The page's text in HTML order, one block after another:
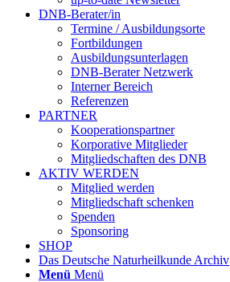
DNB-Berater/in
Termine / Ausbildungsorte
Fortbildungen
Ausbildungsunterlagen
DNB-Berater Netzwerk
Interner Bereich
Referenzen
PARTNER
Kooperationspartner
Korporative Mitglieder
Mitgliedschaften des DNB
AKTIV WERDEN
Mitglied werden
Mitgliedschaft schenken
Spenden
Sponsoring
SHOP
Das Deutsche Naturheilkunde Archiv
Menü Menü